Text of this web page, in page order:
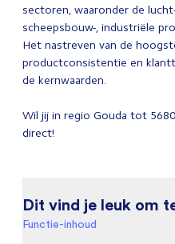
sectoren, waaronder de
scheepsbouw-, industriële
Het nastreven van de
productconsistentie en
de kernwaarden.
Wil jij in regio Gouda tot
direct!
Dit vind je leuk om
Functie-inhoud